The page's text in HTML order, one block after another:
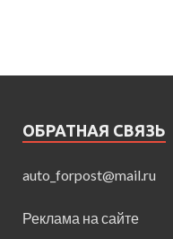
ОБРАТНАЯ СВЯЗЬ
auto_forpost@mail.ru
Реклама на сайте